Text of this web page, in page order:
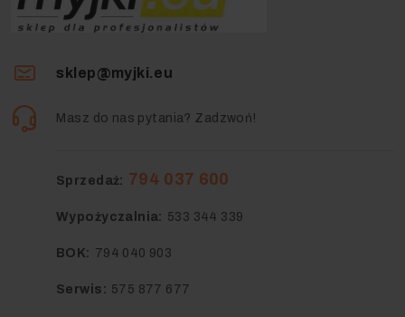
sklep@myjki.eu
Masz do nas pytania? Zadzwoń!
Sprzedaż: 794 037 600
Wypożyczalnia: 533 344 339
BOK: 794 040 903
Serwis: 575 877 677